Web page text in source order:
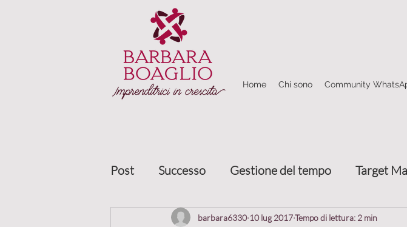
Home Chi sono Community
Post Successo Gestione del tempo Target
Marketing relazionale Come fare rete 4
barbara6330 10 lug 2017Tempo di lettura: 2 min